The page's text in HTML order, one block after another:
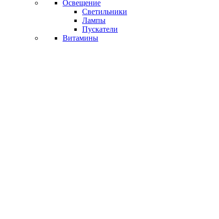
Освещение
Светильники
Лампы
Пускатели
Витамины